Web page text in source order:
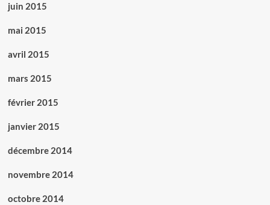
juin 2015
mai 2015
avril 2015
mars 2015
février 2015
janvier 2015
décembre 2014
novembre 2014
octobre 2014